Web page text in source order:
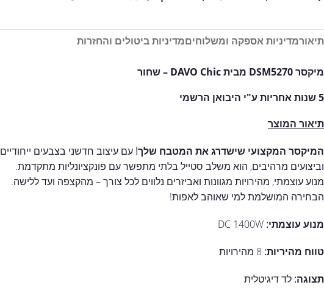
תיאורמדיניות אספקה ומשלוחיםמדיניות ביטולים והחזרות
מיקסר DSM5270 מבית DAVO Chic – שחור
5 שנות אחריות ע"י היבואן הרשמי
תיאור המוצר
המיקסר המקצועי שישדרג את המטבח שלך! עם עיצוב חדשני בצבעים ייחודיים
וביצועים מרהיבים, הוא משלב סטייל בלתי מתפשר עם פונקציונליות מתקדמת.
מנוע עוצמתי, מהירויות מגוונות ואביזרים נלווים לכל צורך – מהקצפה ועד ללישה.
הבחירה המושלמת למי שאוהב לאפות!
מנוע עוצמתי:
טווח מהיריות:
תצוגה: לד דיגיטלית